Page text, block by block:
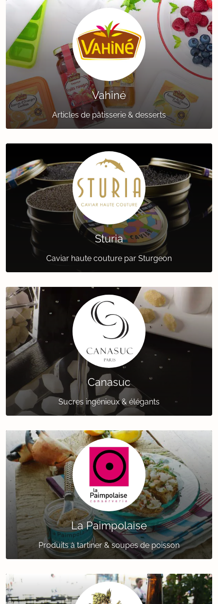
Vahiné
Articles de pâtisserie & desserts
Sturia
Caviar haute couture par Sturgeon
Canasuc
Sucres ingénieux & élégants
La Paimpolaise
Produits à tartiner & soupes de poisson